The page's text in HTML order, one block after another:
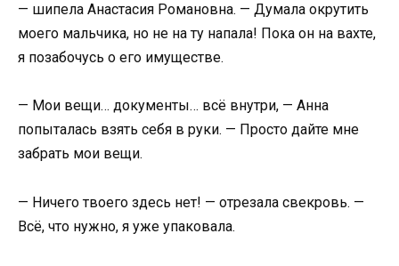
— шипела Анастасия Романовна. — Думала окрутить
моего мальчика, но не на ту напала! Пока он на вахте,
я позабочусь о его имуществе.
— Мои вещи… документы… всё внутри, — Анна
попыталась взять себя в руки. — Просто дайте мне
забрать мои вещи.
— Ничего твоего здесь нет! — отрезала свекровь. —
Всё, что нужно, я уже упаковала.